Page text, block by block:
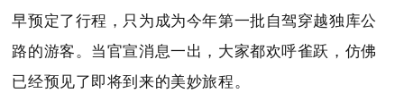
早预定了行程，只为成为今年第一批自驾穿越独库公
路的游客。当官宣消息一出，大家都欢呼雀跃，仿佛
已经预见了即将到来的美妙旅程。